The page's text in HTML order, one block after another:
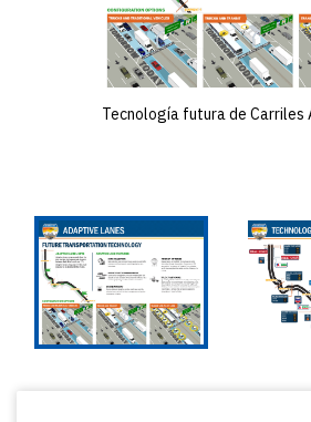
Tecnología futura de Carriles